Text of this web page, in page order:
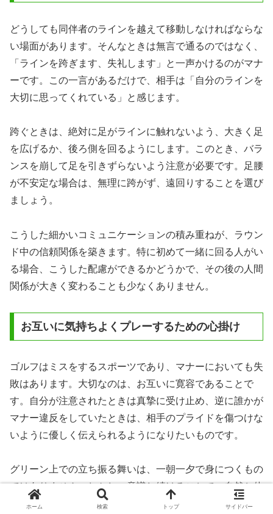
どうしても同伴者のラインを越えて移動しなければならな
い場面があります。そんなときは無言で通るのではなく、
「ラインを跨ぎます、失礼します」と一声かけるのがマナ
ーです。この一言があるだけで、相手は「自分のラインを
大切に思ってくれている」と感じます。
跨ぐときは、絶対に足がラインに触れないよう、大きく足
を広げるか、後ろ側を回るようにします。このとき、バラ
ンスを崩して足を引きずらないよう注意が必要です。足腰
が不安定な場合は、無理に跨がず、遠回りすることを選び
ましょう。
こうした細かいコミュニケーションの積み重ねが、ラウン
ド中の信頼関係を築きます。特に初めて一緒に回る人がい
る場合、こうした配慮ができるかどうかで、その後の人間
関係が大きく変わることも少なくありません。
お互いに気持ちよくプレーするための心掛け
ゴルフはミスをするスポーツであり、マナーにおいても失
敗はあります。大切なのは、お互いに寛容であることで
す。自分が注意されたときは真摯に受け止め、逆に誰かが
マナー違反をしていたときは、相手のプライドを傷つけな
いように優しく伝えられるようになりたいものです。
グリーン上での立ち振る舞いは、一朝一夕で身につくもの
ではありません。しかし、意識し続けることで、自然と体
が覚えます。数年後には、あなたが初心者の方に対して、
ホーム 検索 トップ サイドバー